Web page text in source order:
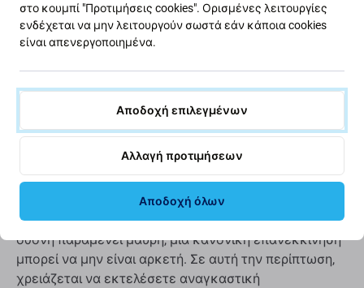
Το iPhone δεν ενεργοποιείται ή η
οθόνη είναι μαύρη?
Αν το iPhone σας δεν αποκρίνεται, έχει παγώσει ή η
οθόνη παραμένει μαύρη, μια κανονική επανεκκίνηση
μπορεί να μην είναι αρκετή. Σε αυτή την περίπτωση,
χρειάζεται να εκτελέσετε αναγκαστική
στο κουμπί "Προτιμήσεις cookies". Ορισμένες λειτουργίες
ενδέχεται να μην λειτουργούν σωστά εάν κάποια cookies
είναι απενεργοποιημένα.
Αποδοχή επιλεγμένων
Αλλαγή προτιμήσεων
Αποδοχή όλων